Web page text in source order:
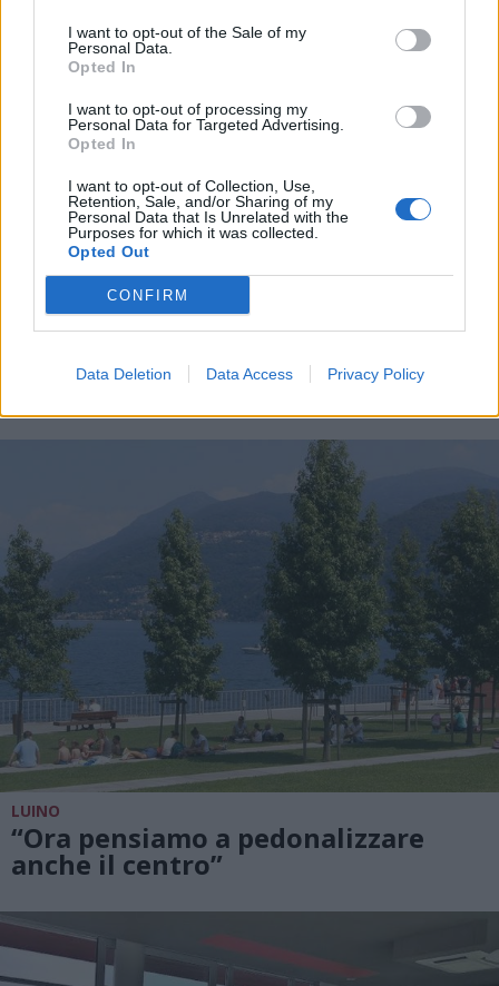
I want to opt-out of the Sale of my
Personal Data.
Opted In
I want to opt-out of processing my
Personal Data for Targeted Advertising.
Opted In
I want to opt-out of Collection, Use,
Retention, Sale, and/or Sharing of my
Personal Data that Is Unrelated with the
Purposes for which it was collected.
Opted Out
CONFIRM
Data Deletion Data Access Privacy Policy
LUINO
Lo splendido “sabato italiano” con
Sergio Caputo
LUINO
“Ora pensiamo a pedonalizzare
anche il centro”